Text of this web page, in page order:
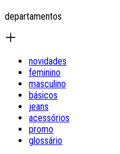
departamentos
novidades
feminino
masculino
básicos
jeans
acessórios
promo
glossário